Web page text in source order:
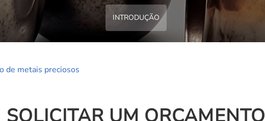
INTRODUÇÃO
de metais preciosos